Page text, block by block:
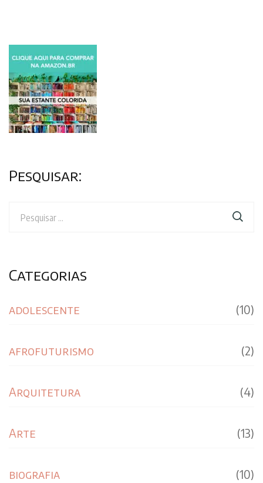
Pesquisar:
por:
Categorias
adolescente (10)
afrofuturismo (2)
Arquitetura (4)
Arte (13)
biografia (10)